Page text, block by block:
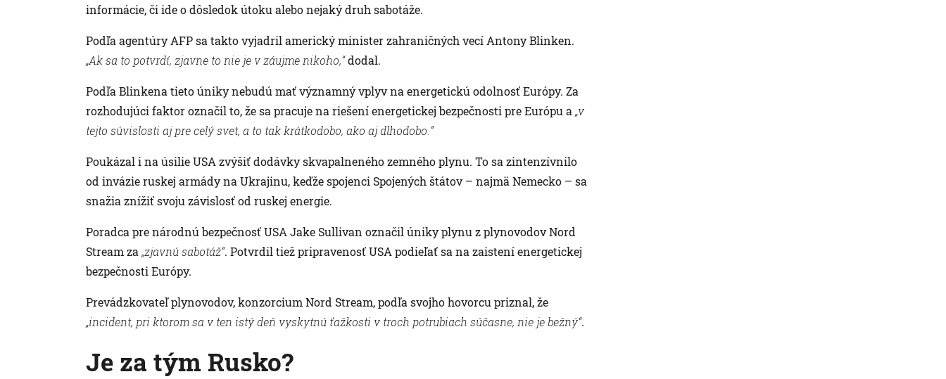
informácie, či ide o dôsledok útoku alebo nejaký druh sabotáže.
Podľa agentúry AFP sa takto vyjadril americký minister zahraničných vecí Antony Blinken.
„Ak sa to potvrdí, zjavne to nie je v záujme nikoho,“dodal.
Podľa Blinkena tieto úniky nebudú mať významný vplyv na energetickú odolnosť Európy. Za
rozhodujúci faktor označil to, že sa pracuje na riešení energetickej bezpečnosti pre Európu a „v
tejto súvislosti aj pre celý svet, a to tak krátkodobo, ako aj dlhodobo.“
Poukázal i na úsilie USA zvýšiť dodávky skvapalneného zemného plynu. To sa zintenzívnilo
od invázie ruskej armády na Ukrajinu, keďže spojenci Spojených štátov – najmä Nemecko – sa
snažia znížiť svoju závislosť od ruskej energie.
Poradca pre národnú bezpečnosť USA Jake Sullivan označil úniky plynu z plynovodov Nord
Stream za „zjavnú sabotáž“. Potvrdil tiež pripravenosť USA podieľať sa na zaistení energetickej
bezpečnosti Európy.
Prevádzkovateľ plynovodov, konzorcium Nord Stream, podľa svojho hovorcu priznal, že
„incident, pri ktorom sa v ten istý deň vyskytnú ťažkosti v troch potrubiach súčasne, nie je bežný“.
Je za tým Rusko?